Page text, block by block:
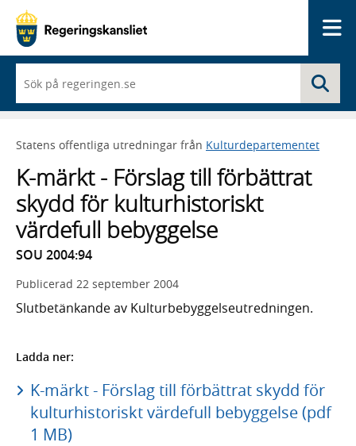
du
börjar
skriva
framträder
lista
med
sökförslag
Statens offentliga utredningar från Kulturdepartementet
K-märkt - Förslag till förbättrat
skydd för kulturhistoriskt
värdefull bebyggelse
SOU 2004:94
Publicerad 22 september 2004
Slutbetänkande av Kulturbebyggelseutredningen.
Ladda ner:
K-märkt - Förslag till förbättrat skydd för
kulturhistoriskt värdefull bebyggelse (pdf
1 MB)